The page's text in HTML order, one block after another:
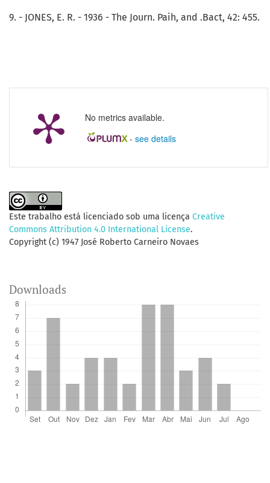
No metrics available.
- see details
9. - JONES, E. R. - 1936 - The Journ. Paih, and .Bact, 42: 455.
Este trabalho está licenciado sob uma licença Creative
Commons Attribution 4.0 International License.
Copyright (c) 1947 José Roberto Carneiro Novaes
Downloads